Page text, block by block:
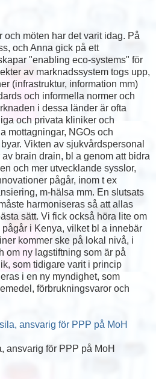
och möten har det varit idag. På
och Anna gick på ett
"enabling eco-systems" för
av marknadssystem togs upp,
(infrastruktur, information mm)
och informella normer och
i dessa länder är ofta
och privata kliniker och
mottagningar, NGOs och
Vikten av sjukvårdspersonal
brain drain, bl a genom att bidra
och mer utvecklande sysslor,
pågår, inom t ex
m-hälsa mm. En slutsats
harmoniseras så att allas
sätt. Vi fick också höra lite om
i Kenya, vilket bl a innebär
kommer ske på lokal nivå, i
om ny lagstiftning som är på
som tidigare varit i princip
i en ny myndighet, som
förbrukningsvaror och
ansvarig för PPP på MoH